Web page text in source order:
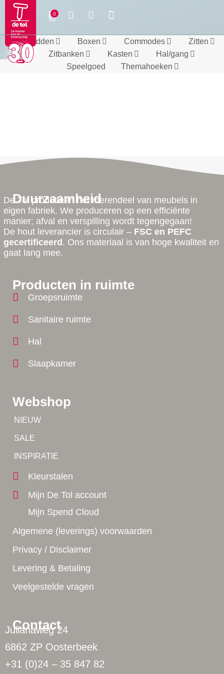
Bedden Boxen Commodes
Zitten
Zitbanken
Kasten
Hal/gang
Speelgoed
Themahoeken
Contact
Julianaweg 24
6862 ZP Oosterbeek
+31 (0)24 – 35 847 82
Webshop
NIEUW
SALE
INSPIRATIE
Kleurstalen
Mijn De Tol account
Mijn Spend Cloud
Algemene (leverings) voorwaarden
Privacy / Disclaimer
Levering & Betaling
Veelgestelde vragen
Producten in ruimte
Groepsruimte
Sanitaire ruimte
Hal
Slaapkamer
Duurzaamheid
De Tol produceert het merendeel van meubels in
eigen fabriek. We produceren op een efficiënte
manier; afval en verspilling wordt tegengegaan!
De hout leverancier is circulair – FSC en PEFC
gecertificeerd . Ons materiaal is van hoge kwaliteit en
gaat lang mee.